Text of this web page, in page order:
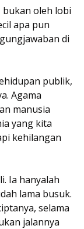
bukan oleh lobi
apa pun
di
publik,
Agama
manusia
yang kita
kehilangan
Ia hanyalah
lama busuk.
selama
jalannya